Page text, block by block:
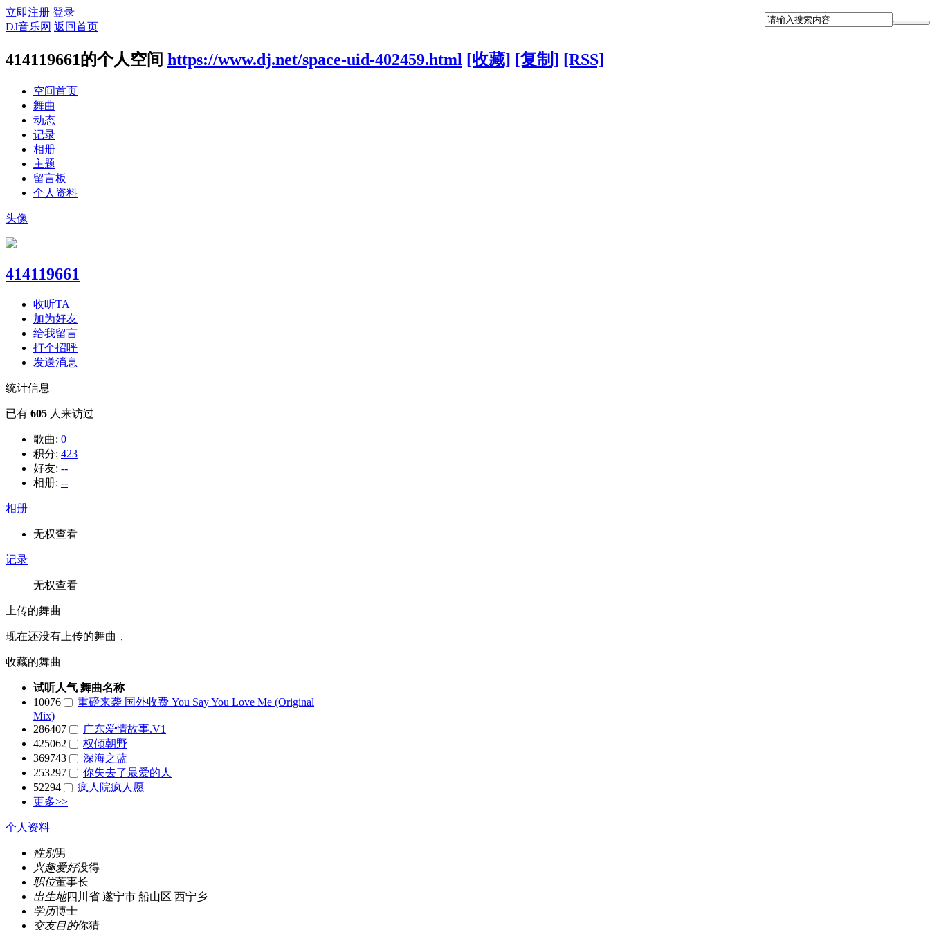
立即注册 登录
DJ音乐网 返回首页
414119661的个人空间 https://www.dj.net/space-uid-402459.html [收藏] [复制] [RSS]
空间首页
舞曲
动态
记录
相册
主题
留言板
个人资料
头像
414119661
收听TA
加为好友
给我留言
打个招呼
发送消息
统计信息
已有 605 人来访过
歌曲: 0
积分: 423
好友: --
相册: --
相册
无权查看
记录
无权查看
上传的舞曲
现在还没有上传的舞曲，
收藏的舞曲
试听人气 舞曲名称
10076
重磅来袭 国外收费 You Say You Love Me (Original
Mix)
286407
广东爱情故事.V1
425062
权倾朝野
369743
深海之蓝
253297
你失去了最爱的人
52294
疯人院疯人愿
更多>>
个人资料
性别男
兴趣爱好没得
职位董事长
出生地四川省 遂宁市 船山区 西宁乡
学历博士
交友目的你猜